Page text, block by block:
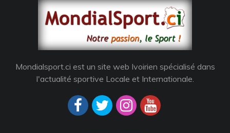
Mondialsport.ci est un site web Ivoirien spécialisé dans
l'actualité sportive Locale et Internationale.